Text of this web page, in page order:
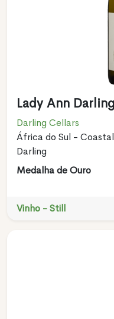
Lady Ann
Darling Cellars
África do Sul -
Darling
Medalha de Ouro
Vinho - Still